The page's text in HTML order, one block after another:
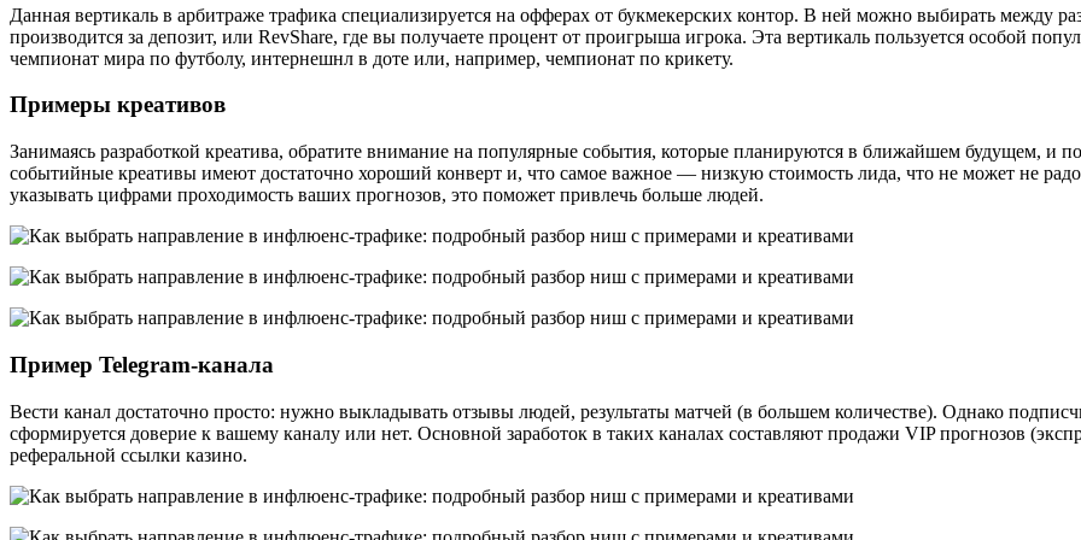
Данная вертикаль в арбитраже трафика специализируется на офферах от букмекерских контор. В ней можно выбирать
производится за депозит, или RevShare, где вы получаете процент от проигрыша игрока. Эта вертикаль пользуется особой
чемпионат мира по футболу, интернешнл в доте или, например, чемпионат по крикету.
Примеры креативов
Занимаясь разработкой креатива, обратите внимание на популярные события, которые планируются в ближайшем будущем, и
событийные креативы имеют достаточно хороший конверт и, что самое важное — низкую стоимость лида, что не может не
указывать цифрами проходимость ваших прогнозов, это поможет привлечь больше людей.
Пример Telegram-канала
Вести канал достаточно просто: нужно выкладывать отзывы людей, результаты матчей (в большем количестве). Однако
сформируется доверие к вашему каналу или нет. Основной заработок в таких каналах составляют продажи VIP прогнозов
реферальной ссылки казино.